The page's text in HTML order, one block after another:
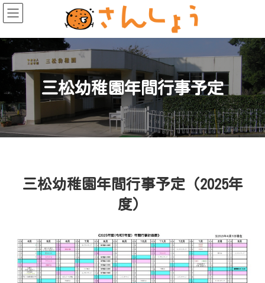
コ
ン
テ
ツ
キ
ッ
ナ
ビ
ゲ
シ
に
移
三松幼稚園年間行事予定
三松幼稚園年間行事予定（2025年
度）